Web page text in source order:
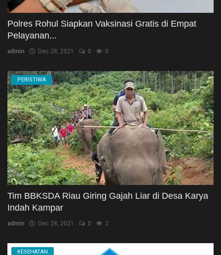
Polres Rohul Siapkan Vaksinasi Gratis di Empat
Pelayanan...
admin Dec 28, 2021 0 0
PERISTIWA
Tim BBKSDA Riau Giring Gajah Liar di Desa Karya
Indah Kampar
admin Dec 28, 2021 0 2
KESEHATAN